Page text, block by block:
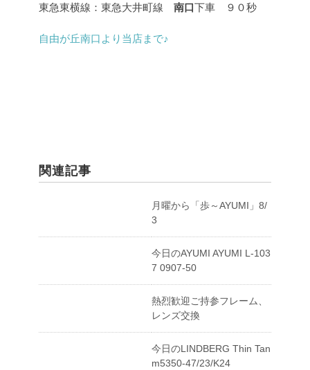
東急東横線：東急大井町線 南口下車 ９０秒
自由が丘南口より当店まで♪
関連記事
月曜から「歩～AYUMI」8/
3
今日のAYUMI AYUMI L-103
7 0907-50
熱烈歓迎ご持参フレーム、
レンズ交換
今日のLINDBERG Thin Tan
m5350-47/23/K24